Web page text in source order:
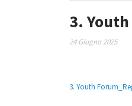
3.
24 Giugno 2025
3. Youth